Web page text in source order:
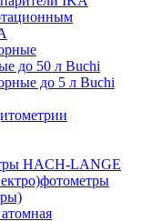
до 50 л Buchi
до 5 л Buchi
HACH-LANGE